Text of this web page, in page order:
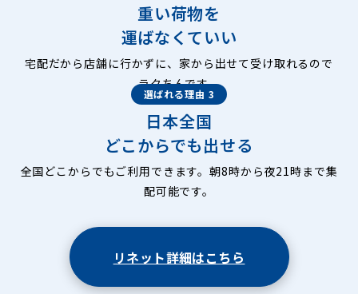
重い荷物を
運ばなくていい
宅配だから店舗に行かずに、家から出せて受け取れるので
ラクちんです。
選ばれる理由 3
日本全国
どこからでも出せる
全国どこからでもご利用できます。朝8時から夜21時まで集
配可能です。
リネット詳細はこちら